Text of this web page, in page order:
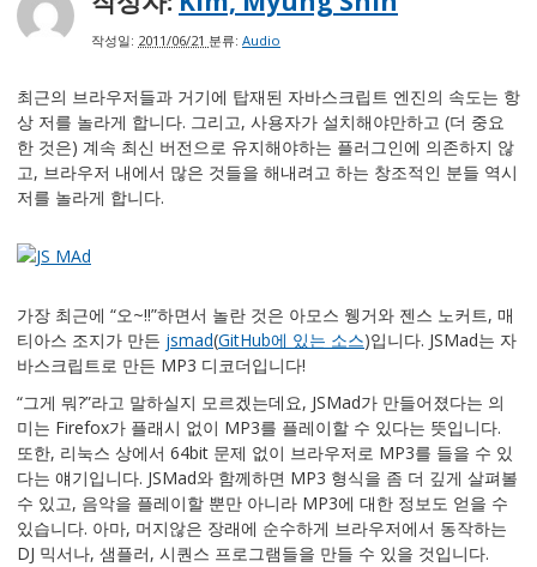
작성일: 2011/06/21 분류: Audio
최근의 브라우저들과 거기에 탑재된 자바스크립트 엔진의 속도는 항
상 저를 놀라게 합니다. 그리고, 사용자가 설치해야만하고 (더 중요
한 것은) 계속 최신 버전으로 유지해야하는 플러그인에 의존하지 않
고, 브라우저 내에서 많은 것들을 해내려고 하는 창조적인 분들 역시
저를 놀라게 합니다.
가장 최근에 “오~!!”하면서 놀란 것은 아모스 웽거와 젠스 노커트, 매
티아스 조지가 만든 jsmad(GitHub에 있는 소스)입니다. JSMad는 자
바스크립트로 만든 MP3 디코더입니다!
“그게 뭐?”라고 말하실지 모르겠는데요, JSMad가 만들어졌다는 의
미는 Firefox가 플래시 없이 MP3를 플레이할 수 있다는 뜻입니다.
또한, 리눅스 상에서 64bit 문제 없이 브라우저로 MP3를 들을 수 있
다는 얘기입니다. JSMad와 함께하면 MP3 형식을 좀 더 깊게 살펴볼
수 있고, 음악을 플레이할 뿐만 아니라 MP3에 대한 정보도 얻을 수
있습니다. 아마, 머지않은 장래에 순수하게 브라우저에서 동작하는
DJ 믹서나, 샘플러, 시퀀스 프로그램들을 만들 수 있을 것입니다.